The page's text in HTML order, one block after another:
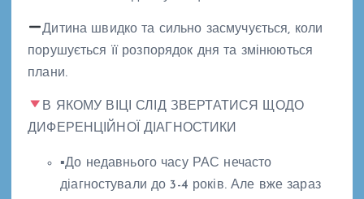
Дитина швидко та сильно засмучується, коли
порушується її розпорядок дня та змінюються
плани.
В ЯКОМУ ВІЦІ СЛІД ЗВЕРТАТИСЯ ЩОДО
ДИФЕРЕНЦІЙНОЇ ДІАГНОСТИКИ
▪До недавнього часу РАС нечасто
діагностували до 3-4 років. Але вже зараз